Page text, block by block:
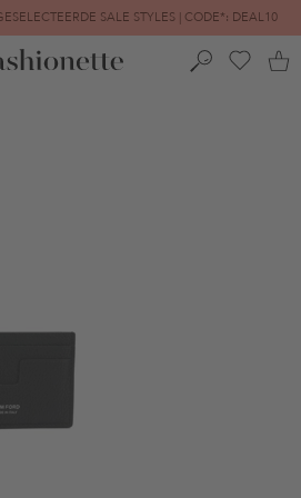
SALE STYLES | CODE*: DEAL10
| TOT -80% GEREDUCEERD